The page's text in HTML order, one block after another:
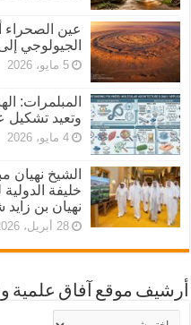
عين الصحراء
الجيولوجي
5 مايو، 2026
المبلمرات:
وتعيد تشكيل
4 مايو، 2026
الشيخ نهيان
خليفة
نهيان بن زايد
28 أبريل، 2026
أرشيف موقع آفاق علمية
أرشيف